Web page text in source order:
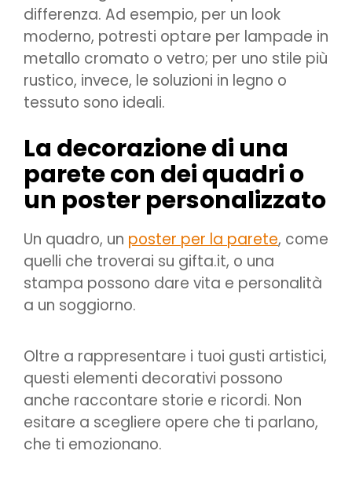
differenza. Ad esempio, per un look
moderno, potresti optare per lampade in
metallo cromato o vetro; per uno stile più
rustico, invece, le soluzioni in legno o
tessuto sono ideali.
La decorazione di una
parete con dei quadri o
un poster personalizzato
Un quadro, un poster per la parete, come
quelli che troverai su gifta.it, o una
stampa possono dare vita e personalità
a un soggiorno.
Oltre a rappresentare i tuoi gusti artistici,
questi elementi decorativi possono
anche raccontare storie e ricordi. Non
esitare a scegliere opere che ti parlano,
che ti emozionano.